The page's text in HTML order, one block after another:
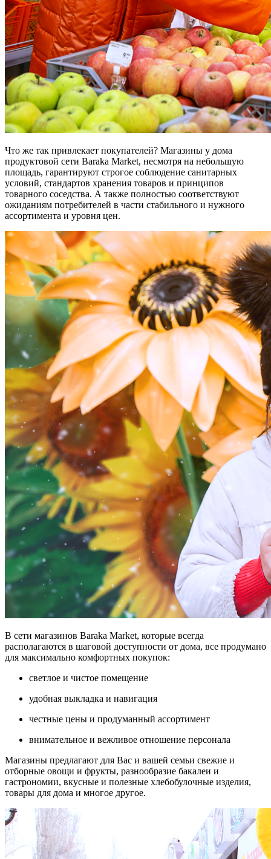
Что же так привлекает покупателей? Магазины у дома
продуктовой сети Baraka Market, несмотря на небольшую
площадь, гарантируют строгое соблюдение санитарных
условий, стандартов хранения товаров и принципов
товарного соседства. А также полностью соответствуют
ожиданиям потребителей в части стабильного и нужного
ассортимента и уровня цен.
В сети магазинов Baraka Market, которые всегда
располагаются в шаговой доступности от дома, все продумано
для максимально комфортных покупок:
светлое и чистое помещение
удобная выкладка и навигация
честные цены и продуманный ассортимент
внимательное и вежливое отношение персонала
Магазины предлагают для Вас и вашей семьи свежие и
отборные овощи и фрукты, разнообразие бакалеи и
гастрономии, вкусные и полезные хлебобулочные изделия,
товары для дома и многое другое.